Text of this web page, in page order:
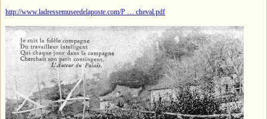
http://www.ladressemuseedelaposte.com/P … cheval.pdf